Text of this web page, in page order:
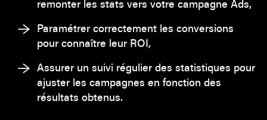
remonter les stats vers votre campagne Ads,
Paramétrer correctement les conversions
pour connaître leur ROI,
Assurer un suivi régulier des statistiques pour
ajuster les campagnes en fonction des
résultats obtenus.